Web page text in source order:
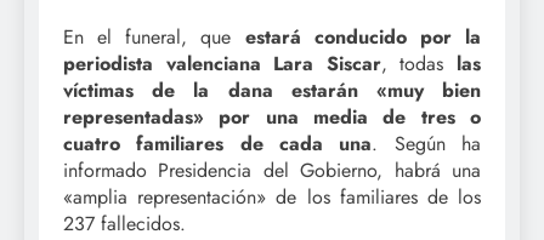
En el funeral, que estará conducido por la
periodista valenciana Lara Siscar, todas las
víctimas de la dana estarán «muy bien
representadas» por una media de tres o
cuatro familiares de cada una. Según ha
informado Presidencia del Gobierno, habrá una
«amplia representación» de los familiares de los
237 fallecidos.